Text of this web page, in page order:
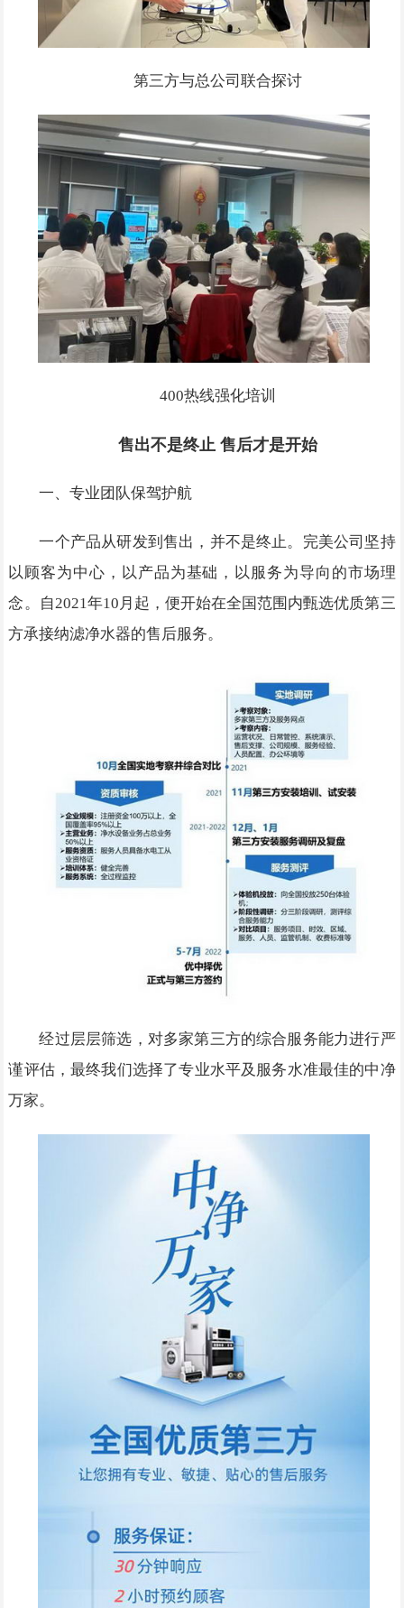
第三方与总公司联合探讨
400热线强化培训
售出不是终止 售后才是开始
一、专业团队保驾护航
一个产品从研发到售出，并不是终止。完美公司坚持
以顾客为中心，以产品为基础，以服务为导向的市场理
念。自2021年10月起，便开始在全国范围内甄选优质第三
方承接纳滤净水器的售后服务。
经过层层筛选，对多家第三方的综合服务能力进行严
谨评估，最终我们选择了专业水平及服务水准最佳的中净
万家。